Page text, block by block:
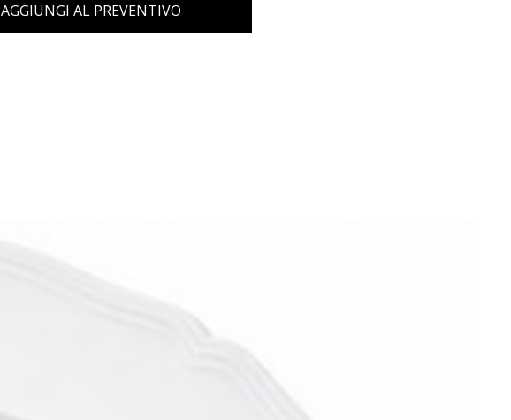
AGGIUNGI AL PREVENTIVO